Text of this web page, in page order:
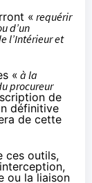
« requérir
d’un
l’Intérieur et
« à la
procureur
de
définitive
de cette
ces outils,
ou la liaison